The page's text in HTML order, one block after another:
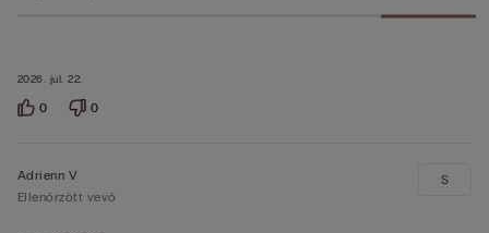
2026. júl. 22.
0 0
Adrienn V
Ellenőrzött vevő
S